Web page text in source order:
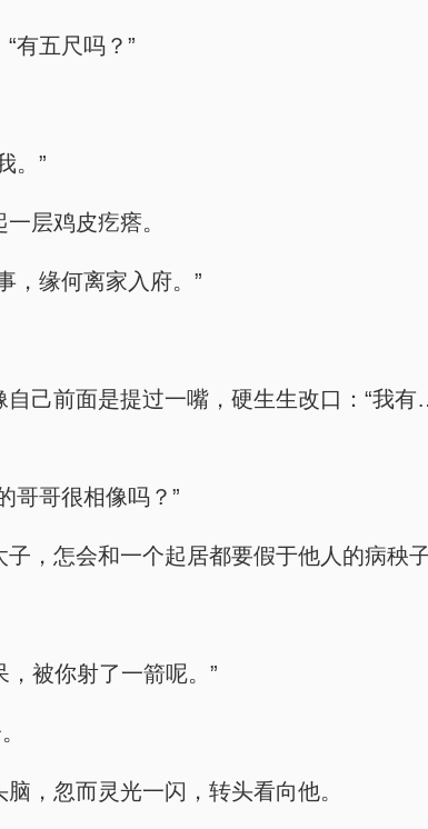
有五尺吗？”
。”
层鸡皮疙瘩。
，缘何离家入府。”
己前面是提过一嘴，硬生生改口：“我
哥哥很相像吗？”
，怎会和一个起居都要假于他人的病秧子
，被你射了一箭呢。”
，忽而灵光一闪，转头看向他。